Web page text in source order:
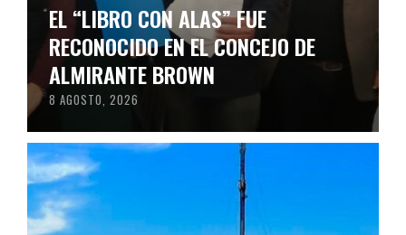
EL “LIBRO CON ALAS” FUE
RECONOCIDO EN EL CONCEJO DE
ALMIRANTE BROWN
8 AGOSTO, 2026